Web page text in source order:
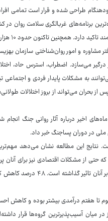
یکی از گسترده‌ترین برنامه‌های غربالگری سلامت
حدود ۱۰ هزار نفر در این طرح ثبت‌نام کرده‌اند.
مشاوره و امور روان‌شناختی سازمان
درگیر می‌سازد. اضطراب، استرس حاد،
به مشکلات پایدار فردی و اجتماعی
بحران می‌تواند از بروز اختلالات
اخیر درباره آثار روانی جنگ
در دوران پساجنگ خبر داد.
سالمند انجام شده است. نتایج این مطالعه
حتی از مشکلات اقتصادی نیز برای آنان
هفتم درآمدی بیشتر بوده و کاهش
میان آسیب‌پذیرترین گروه‌ها قرار